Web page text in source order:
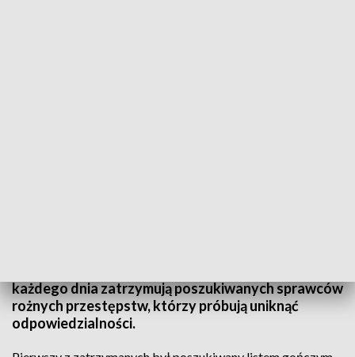
każdego dnia zatrzymują poszukiwanych sprawców
rożnych przestępstw, którzy próbują uniknąć
odpowiedzialności.